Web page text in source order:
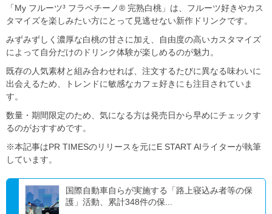
「My フルーツ³ フラペチーノ® 完熟白桃」は、フルーツ好きやカス
タマイズを楽しみたい方にとって見逃せない新作ドリンクです。
みずみずしく濃厚な白桃の甘さに加え、自由度の高いカスタマイズ
によって自分だけのドリンク体験が楽しめるのが魅力。
既存の人気素材と組み合わせれば、注文するたびに異なる味わいに
出会えるため、トレンドに敏感なカフェ好きにも注目されていま
す。
数量・期間限定のため、気になる方は発売日から早めにチェックす
るのがおすすめです。
※本記事はPR TIMESのリリースを元にE START AIライターが執筆
しています。
国際自動車自らが実施する「路上寝込み者等の保
護」活動、累計348件の保...